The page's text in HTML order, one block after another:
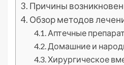
Причины
Обзор методов
Аптечные
Домашние и
Хирургическое